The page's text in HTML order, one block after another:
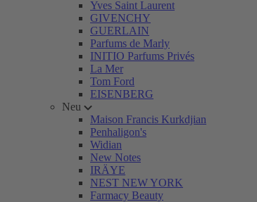
Yves Saint Laurent
GIVENCHY
GUERLAIN
Parfums de Marly
INITIO Parfums Privés
La Mer
Tom Ford
EISENBERG
Neu
Maison Francis Kurkdjian
Penhaligon's
Widian
New Notes
IRÄYE
NEST NEW YORK
Farmacy Beauty